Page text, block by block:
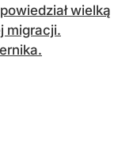
wielką
migracji.